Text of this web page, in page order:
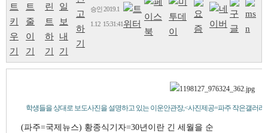
승인2019.1
1.12 15:31:41
학생들을 상대로 보도사진을 설명하고 있는 이운안관장,<사진제공=파주 작은갤러리>
(파주=국제뉴스) 황종식기자=30년이란 긴 세월을 순